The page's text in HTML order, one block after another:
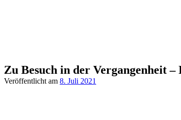
Zu Besuch in der Vergangenheit –
Veröffentlicht am 8. Juli 2021